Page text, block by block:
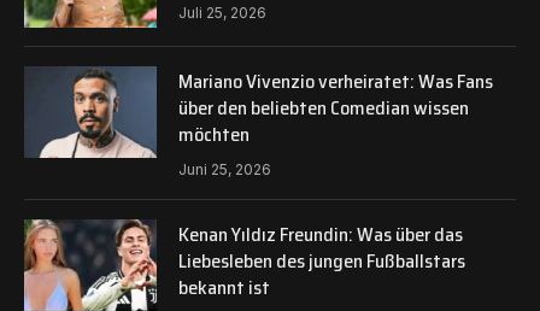
Juli 25, 2026
Mariano Vivenzio verheiratet: Was Fans
über den beliebten Comedian wissen
möchten
Juni 25, 2026
Kenan Yıldız Freundin: Was über das
Liebesleben des jungen Fußballstars
bekannt ist